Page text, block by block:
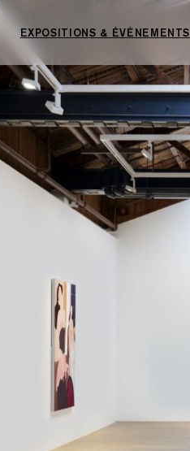
EXPOSITIONS & ÉVÉNEMENTS